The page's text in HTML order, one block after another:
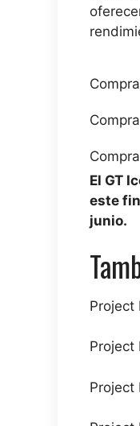
El GT
este
junio.
Project
Project
Project